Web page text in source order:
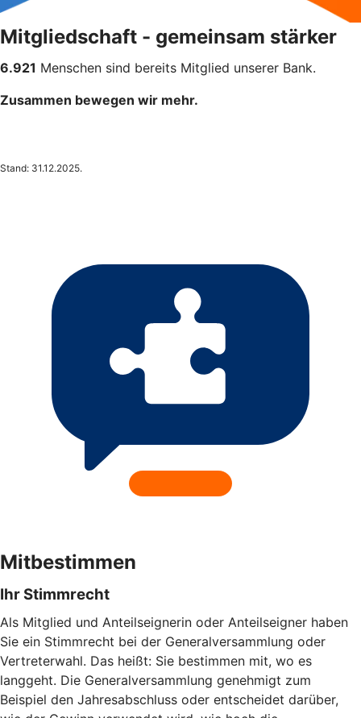
Mitgliedschaft - gemeinsam stärker
6.921 Menschen sind bereits Mitglied unserer Bank.
Zusammen bewegen wir mehr.
Stand: 31.12.2025.
Mitbestimmen
Ihr Stimmrecht
Als Mitglied und Anteilseignerin oder Anteilseigner haben
Sie ein Stimmrecht bei der Generalversammlung oder
Vertreterwahl. Das heißt: Sie bestimmen mit, wo es
langgeht. Die Generalversammlung genehmigt zum
Beispiel den Jahresabschluss oder entscheidet darüber,